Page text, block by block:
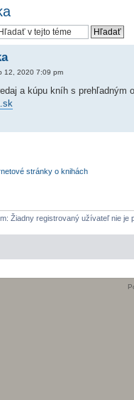
12, 2020 7:09 pm
a kúpu kníh s prehľadným
stránky o knihách
Žiadny registrovaný užívateľ nie je